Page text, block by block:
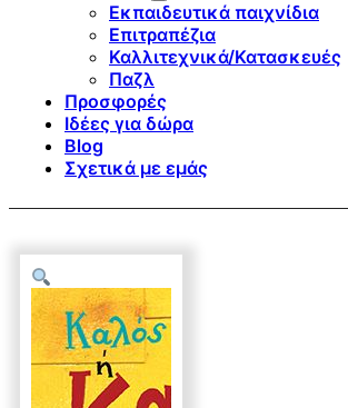
Εκπαιδευτικά παιχνίδια
Επιτραπέζια
Καλλιτεχνικά/Κατασκευές
Παζλ
Προσφορές
Ιδέες για δώρα
Blog
Σχετικά με εμάς